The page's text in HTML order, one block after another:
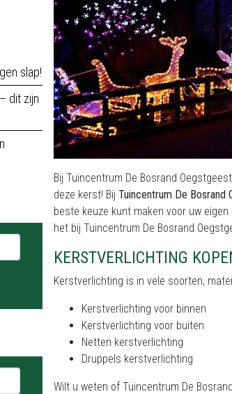
slap!
dit zijn
Bij Tuincentrum De Bosrand
deze kerst! Bij Tuincentrum De Bosrand
beste keuze kunt maken voor uw
het bij Tuincentrum De Bosrand
KERSTVERLICHTING
Kerstverlichting is in vele soorten,
Kerstverlichting voor binnen
Kerstverlichting voor buiten
Netten kerstverlichting
Druppels kerstverlichting
Wilt u weten of Tuincentrum De